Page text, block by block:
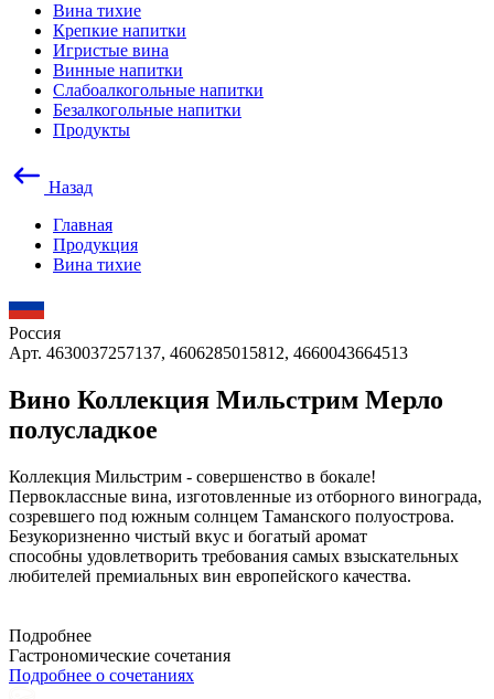
Вина тихие
Крепкие напитки
Игристые вина
Винные напитки
Слабоалкогольные напитки
Безалкогольные напитки
Продукты
Назад
Главная
Продукция
Вина тихие
Россия
Арт. 4630037257137, 4606285015812, 4660043664513
Вино Коллекция Мильстрим Мерло
полусладкое
Коллекция Мильстрим - совершенство в бокале!
Первоклассные вина, изготовленные из отборного винограда,
созревшего под южным солнцем Таманского полуострова.
Безукоризненно чистый вкус и богатый аромат
способны удовлетворить требования самых взыскательных
любителей премиальных вин европейского качества.
Подробнее
Гастрономические сочетания
Подробнее о сочетаниях